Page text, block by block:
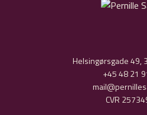
Helsingørsgade 49,
+45 48 21
CVR